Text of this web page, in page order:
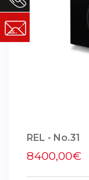
REL - No.31
8400,00€